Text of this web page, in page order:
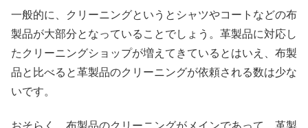
一般的に、クリーニングというとシャツやコートなどの布
製品が大部分となっていることでしょう。革製品に対応し
たクリーニングショップが増えてきているとはいえ、布製
品と比べると革製品のクリーニングが依頼される数は少な
いです。
おそらく、布製品のクリーニングがメインであって、革製